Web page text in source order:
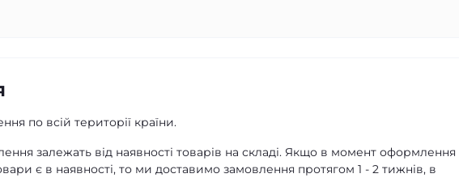
по всій території країни.
залежать від наявності товарів на складі. Якщо в момент оформлення
є в наявності, то ми доставимо замовлення протягом 1 - 2 тижнів, в